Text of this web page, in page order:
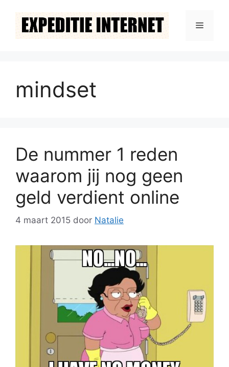
Menu
mindset
De nummer 1 reden
waarom jij nog geen
geld verdient online
4 maart 2015 door Natalie